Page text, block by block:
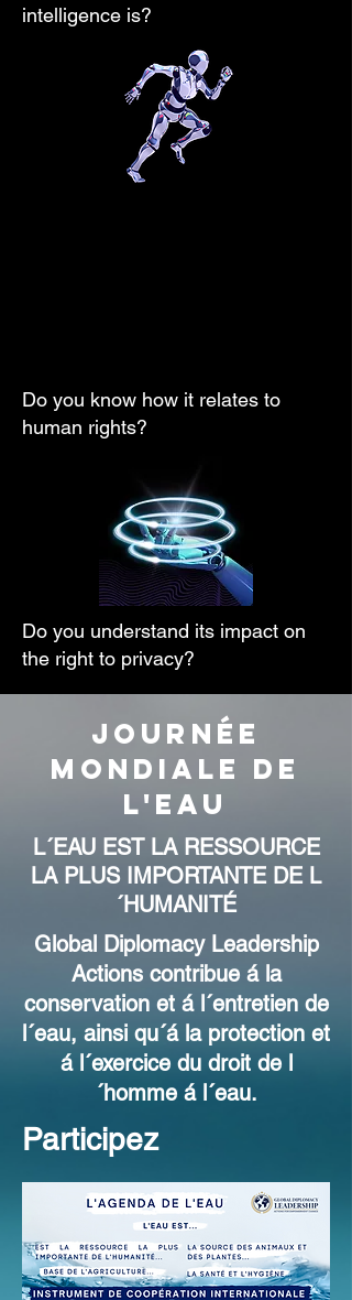
intelligence is?
Do you know how it relates to
human rights?
Do you understand its impact on
the right to privacy?
Journée
Mondiale de
L'Eau
L´EAU EST LA RESSOURCE
LA PLUS IMPORTANTE DE L
´HUMANITÉ
Global Diplomacy Leadership
Actions contribue á la
conservation et á l´entretien de
l´eau, ainsi qu´á la protection et
á l´exercice du droit de l
´homme á l´eau.
Participez